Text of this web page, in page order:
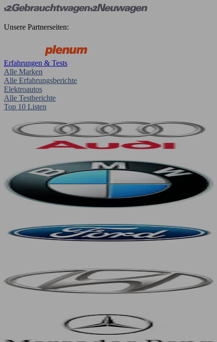
Unsere Partnerseiten:
Erfahrungen & Tests
Alle Marken
Alle Erfahrungsberichte
Elektroautos
Alle Testberichte
Top 10 Listen